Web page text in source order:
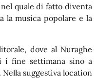
quale di fatto diventa
la musica popolare e la
dove al Nuraghe
i fine settimana sino a
Nella suggestiva location